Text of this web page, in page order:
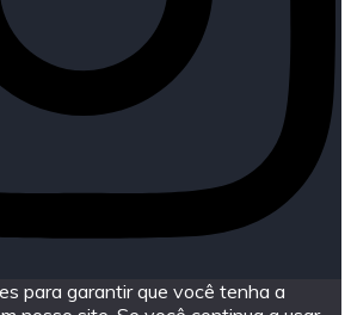
para garantir que você tenha a